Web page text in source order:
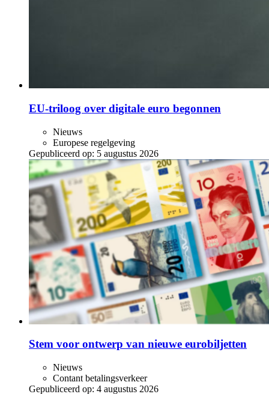
EU-triloog over digitale euro begonnen
Nieuws
Europese regelgeving
Gepubliceerd op: 5 augustus 2026
Stem voor ontwerp van nieuwe eurobiljetten
Nieuws
Contant betalingsverkeer
Gepubliceerd op: 4 augustus 2026